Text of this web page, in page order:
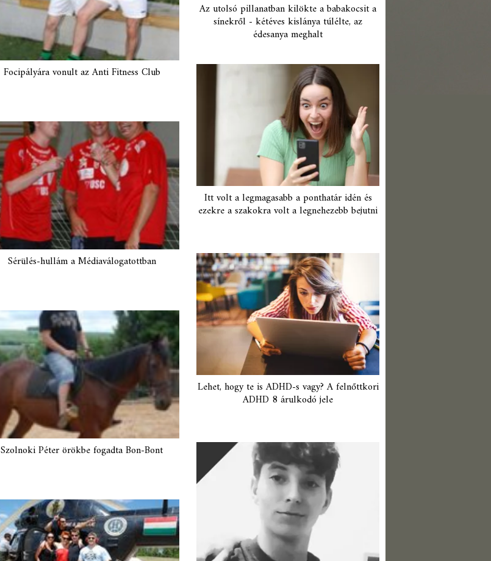
Focipályára vonult az Anti Fitness Club
Sérülés-hullám a Médiaválogatottban
Szolnoki Péter örökbe fogadta Bon-Bont
Az utolsó pillanatban kilökte a babakocsit a
sínekről - kétéves kislánya túlélte, az
édesanya meghalt
Itt volt a legmagasabb a ponthatár idén és
ezekre a szakokra volt a legnehezebb bejutni
Lehet, hogy te is ADHD-s vagy? A felnőttkori
ADHD 8 árulkodó jele